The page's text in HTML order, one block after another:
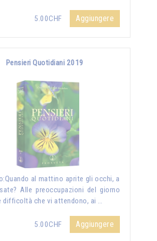
5.00CHF Aggiungere
Pensieri Quotidiani 2019
al mattino aprite gli occhi, a
Alle preoccupazioni del giorno
difficoltà che vi attendono, ai …
5.00CHF Aggiungere